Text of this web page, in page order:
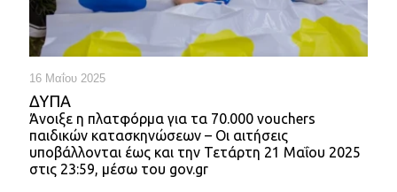
16 Μαΐου 2025
ΔΥΠΑ
Άνοιξε η πλατφόρμα για τα 70.000 vouchers
παιδικών κατασκηνώσεων – Οι αιτήσεις
υποβάλλονται έως και την Τετάρτη 21 Μαΐου 2025
στις 23:59, μέσω του gov.gr